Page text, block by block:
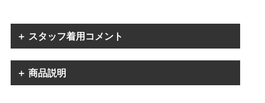
＋ スタッフ着用コメント
＋ 商品説明